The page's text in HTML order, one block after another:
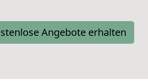
Angebote erhalten